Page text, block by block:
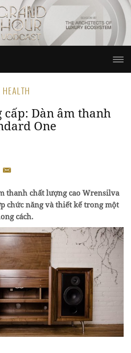
cấp: Dàn âm thanh
One
thanh chất lượng cao Wrensilva
chức năng và thiết kế trong một
cách.